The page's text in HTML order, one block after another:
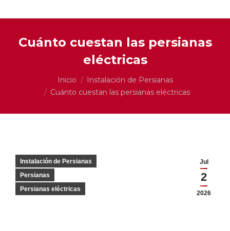
Cuánto cuestan las persianas
eléctricas
Inicio
Instalación de Persianas
Cuánto cuestan las persianas eléctricas
Jul
2
2026
Instalación de Persianas
Persianas
Persianas eléctricas